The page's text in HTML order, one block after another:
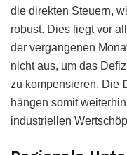
die direkten Steuern,
robust. Dies liegt vor
der vergangenen
nicht aus, um das
zu kompensieren. Die
hängen somit
industriellen